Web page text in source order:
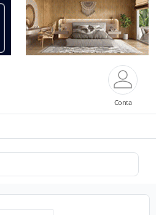
Conta